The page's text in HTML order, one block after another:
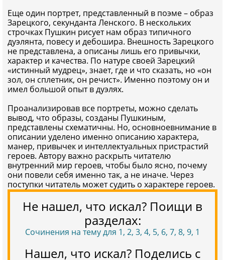
Еще один портрет, представленный в поэме – образ
Зарецкого, секунданта Ленского. В нескольких
строчках Пушкин рисует нам образ типичного
дуэлянта, повесу и дебошира. Внешность Зарецкого
не представлена, а описаны лишь его привычки,
характер и качества. По натуре своей Зарецкий
«истинный мудрец», знает, где и что сказать, но «он
зол, он сплетник, он речист». Именно поэтому он и
имел большой опыт в дуэлях.
Проанализировав все портреты, можно сделать
вывод, что образы, созданы Пушкиным,
представлены схематичны. Но, основноевнимание в
описании уделено именно описанию характера,
манер, привычек и интеллектуальных пристрастий
героев. Автору важно раскрыть читателю
внутренний мир героев, чтобы было ясно, почему
они повели себя именно так, а не иначе. Через
поступки читатель может судить о характере героев.
Не нашел, что искал? Поищи в
разделах:
Сочинения на тему для 1, 2, 3, 4, 5, 6, 7, 8, 9, 1
Нашел, что искал? Поделись с